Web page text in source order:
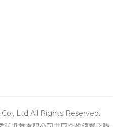
Ltd All Rights Reserved.